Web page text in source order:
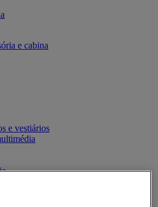
e cabina
e vestiários
industriais